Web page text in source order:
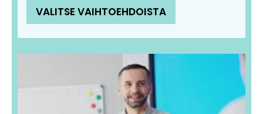
VALITSE VAIHTOEHDOISTA